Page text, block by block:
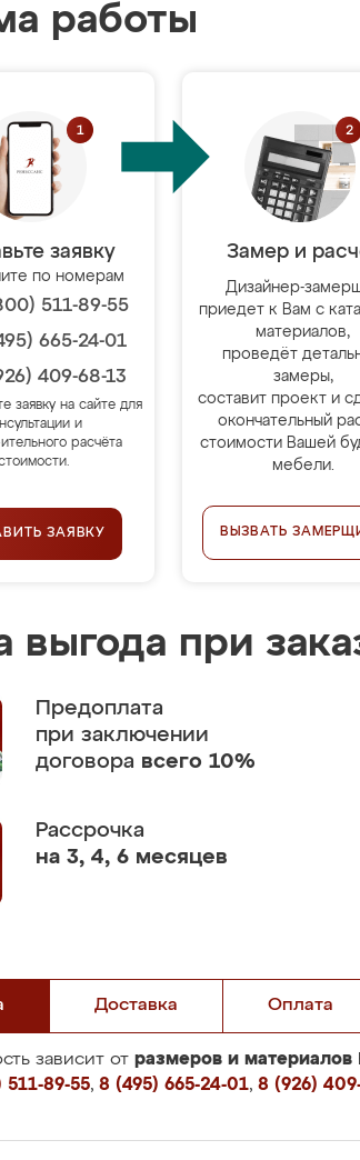
работы
заявку
по номерам
511-89-55
665-24-01
409-68-13
заявку на сайте для
и
расчёта
ЗАЯВКУ
Замер и
Дизайнер-
приедет к Вам с
материалов,
проведёт
замеры,
составит проект и
окончательный
стоимости Вашей
мебели.
ВЫЗВАТЬ
выгода при
Предоплата
при заключении
договора всего 10%
Рассрочка
на 3, 4, 6 месяцев
Доставка Оплата
зависит от размеров и материалов
89-55, 8 (495) 665-24-01, 8 (926)